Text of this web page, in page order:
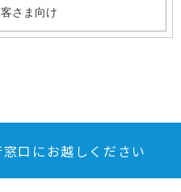
さま向け
口にお越しください